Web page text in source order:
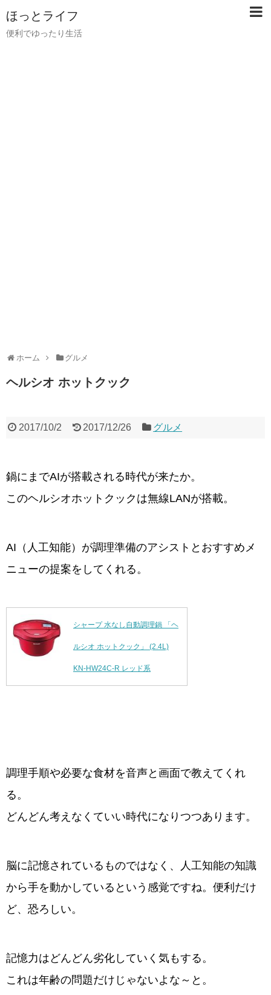
ほっとライフ
便利でゆったり生活
ホーム グルメ
ヘルシオ ホットクック
2017/10/2 2017/12/26 グルメ
鍋にまでAIが搭載される時代が来たか。
このヘルシオホットクックは無線LANが搭載。
AI（人工知能）が調理準備のアシストとおすすめメ
ニューの提案をしてくれる。
シャープ 水なし自動調理鍋 「ヘ
ルシオ ホットクック」 (2.4L)
KN-HW24C-R レッド系
調理手順や必要な食材を音声と画面で教えてくれ
る。
どんどん考えなくていい時代になりつつあります。
脳に記憶されているものではなく、人工知能の知識
から手を動かしているという感覚ですね。便利だけ
ど、恐ろしい。
記憶力はどんどん劣化していく気もする。
これは年齢の問題だけじゃないよな～と。